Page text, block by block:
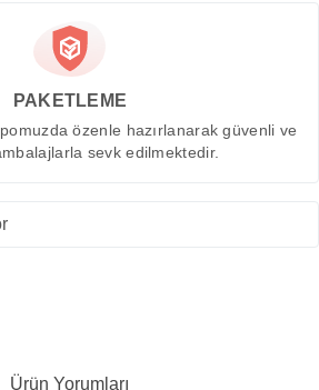
PAKETLEME
özenle hazırlanarak güvenli ve
sevk edilmektedir.
Ürün Yorumları